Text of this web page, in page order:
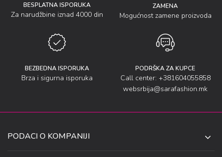
BESPLATNA ISPORUKA
Za narudžbine iznad 4000 din
ZAMENA
Mogućnost zamene proizvoda
BEZBEDNA ISPORUKA
Brza i sigurna isporuka
PODRŠKA ZA KUPCE
Call center: +381604055858
websrbija@sarafashion.mk
PODACI O KOMPANIJI